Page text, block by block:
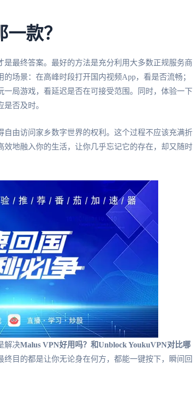
款？
最终答案。最好的方法是充分利用大多数正规服务商
场景：在高峰时段打开国内视频App，看是否流畅；
局游戏，看延迟是否在可接受范围。同时，体验一下
否及时。
由访问家乡数字世界的权利。这个过程不应该充满折
地融入你的生活，让你几乎忘记它的存在，却又随时
解决Malus VPN好用吗？和Unblock YoukuVPN对比哪
终目的都是让你无论身在何方，都能一键按下，瞬间回